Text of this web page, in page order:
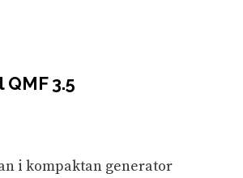
3.5
i kompaktan generator